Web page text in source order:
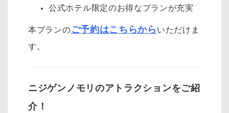
公式ホテル限定のお得なプランが充実
本プランのご予約はこちらから いただけま
す。
ニジゲンノモリのアトラクションをご紹
介！